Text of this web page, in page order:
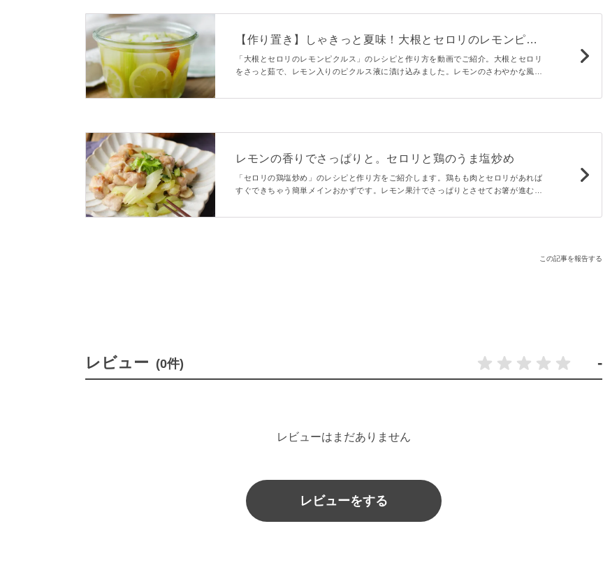
【作り置き】しゃきっと夏味！大根とセロリのレモンピク
ルス
「大根とセロリのレモンピクルス」のレシピと作り方を動画でご紹介。大根とセロリ
をさっと茹で、レモン入りのピクルス液に漬け込みました。レモンのさわやかな風味
宝しますよ！
レモンの香りでさっぱりと。セロリと鶏のうま塩炒め
「セロリの鶏塩炒め」のレシピと作り方をご紹介します。鶏もも肉とセロリがあれば
すぐできちゃう簡単メインおかずです。レモン果汁でさっぱりとさせてお箸が進む味
この記事を報告する
レビュー (0件) -
レビューはまだありません
レビューをする